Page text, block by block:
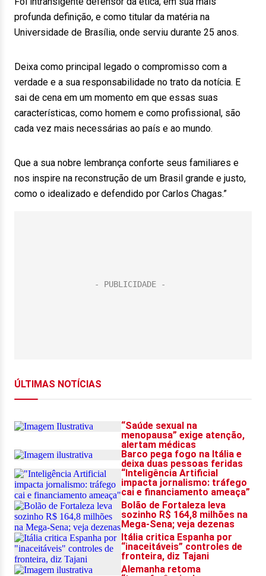
profunda definição, e como titular da matéria na
Universidade de Brasília, onde serviu durante 25 anos.
Deixa como principal legado o compromisso com a
verdade e a sua responsabilidade no trato da notícia. E
sai de cena em um momento em que essas suas
características, como homem e como profissional, são
cada vez mais necessárias ao país e ao mundo.
Que a sua nobre lembrança conforte seus familiares e
nos inspire na reconstrução de um Brasil grande e justo,
como o idealizado e defendido por Carlos Chagas.”